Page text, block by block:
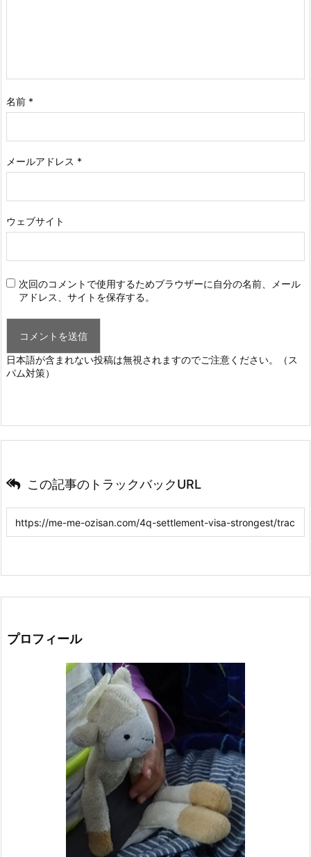
名前 *
メールアドレス *
ウェブサイト
次回のコメントで使用するためブラウザーに自分の名前、メール
アドレス、サイトを保存する。
日本語が含まれない投稿は無視されますのでご注意ください。（ス
パム対策）
この記事のトラックバックURL
プロフィール